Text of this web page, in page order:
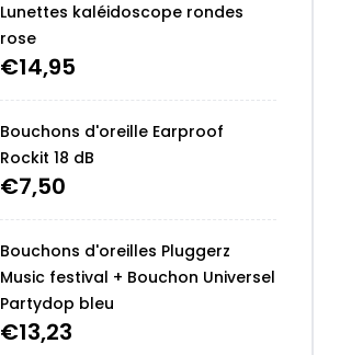
Lunettes kaléidoscope rondes
rose
€14,95
Bouchons d'oreille Earproof
Rockit 18 dB
€7,50
Bouchons d'oreilles Pluggerz
Music festival + Bouchon Universel
Partydop bleu
€13,23